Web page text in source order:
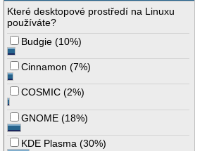
Které desktopové prostředí na Linuxu
používáte?
Budgie (10%)
Cinnamon (7%)
COSMIC (2%)
GNOME (18%)
KDE Plasma (30%)